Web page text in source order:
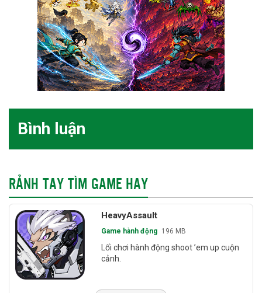
Bình luận
RẢNH TAY TÌM GAME HAY
HeavyAssault
Game hành động 196 MB
Lối chơi hành động shoot ’em up cuộn
cảnh.